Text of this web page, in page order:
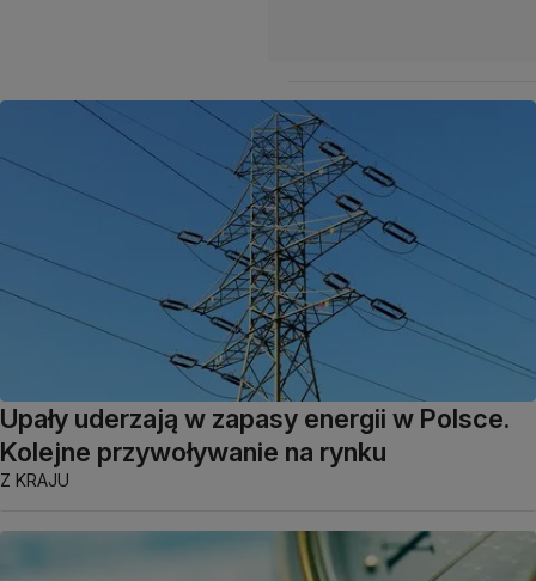
Upały uderzają w zapasy energii w Polsce.
Kolejne przywoływanie na rynku
Z KRAJU